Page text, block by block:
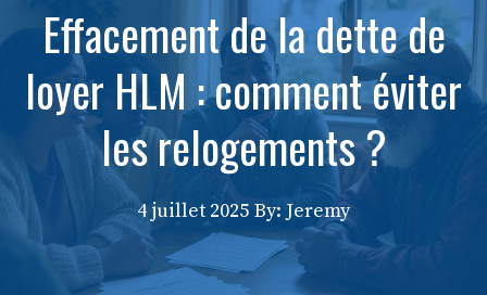
Effacement de la dette de
loyer HLM : comment éviter
les relogements ?
4 juillet 2025 By: Jeremy